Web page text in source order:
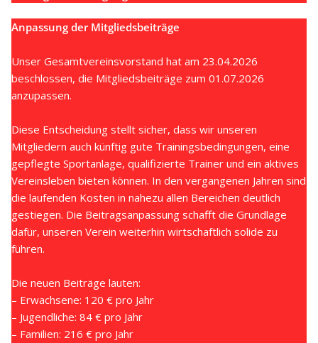
Anpassung der Mitgliedsbeiträge
Unser Gesamtvereinsvorstand hat am 23.04.2026
beschlossen, die Mitgliedsbeiträge zum 01.07.2026
anzupassen.
Diese Entscheidung stellt sicher, dass wir unseren
Mitgliedern auch künftig gute Trainingsbedingungen, eine
gepflegte Sportanlage, qualifizierte Trainer und ein aktives
Vereinsleben bieten können. In den vergangenen Jahren sind
die laufenden Kosten in nahezu allen Bereichen deutlich
gestiegen. Die Beitragsanpassung schafft die Grundlage
dafür, unseren Verein weiterhin wirtschaftlich solide zu
führen.
Die neuen Beiträge lauten:
– Erwachsene: 120 € pro Jahr
– Jugendliche: 84 € pro Jahr
– Familien: 216 € pro Jahr